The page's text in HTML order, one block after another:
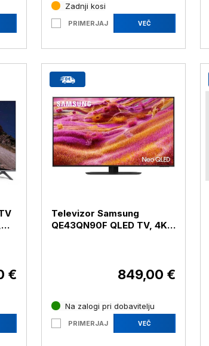
Zadnji kosi
PRIMERJAJ VEČ
€
Televizor Samsung
QE43QN90F QLED TV, 4K
849,00 €
Na zalogi pri dobavitelju
PRIMERJAJ VEČ